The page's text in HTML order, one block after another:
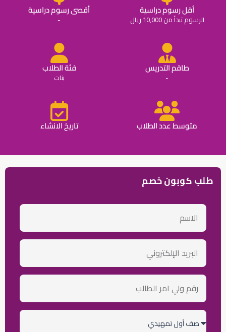
أقل رسوم دراسية
الرسوم تبدأ من 10,000 ريال
أقصى رسوم دراسية
-
طاقم التدريس
-
فئة الطلاب
بنات
متوسط عدد الطلاب تاريخ الانشاء
طلب كوبون خصم
الاسم
email
رقم
ولي
أمر
الطالب
الصف
الدراسي